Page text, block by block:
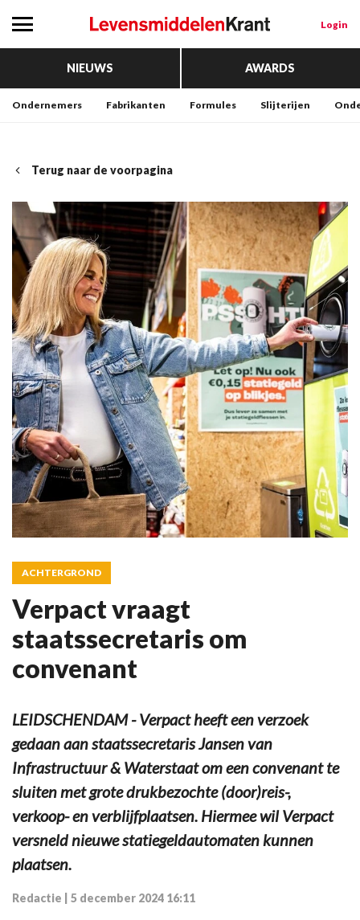
Login
NIEUWS AWARDS
Ondernemers Fabrikanten Formules Slijterijen
Terug naar de voorpagina
ACHTERGROND
Verpact vraagt
staatssecretaris om
convenant
LEIDSCHENDAM - Verpact heeft een verzoek
gedaan aan staatssecretaris Jansen van
Infrastructuur & Waterstaat om een convenant te
sluiten met grote drukbezochte (door)reis-,
verkoop- en verblijfplaatsen. Hiermee wil Verpact
versneld nieuwe statiegeldautomaten kunnen
plaatsen.
Redactie 5 december 2024 16:11